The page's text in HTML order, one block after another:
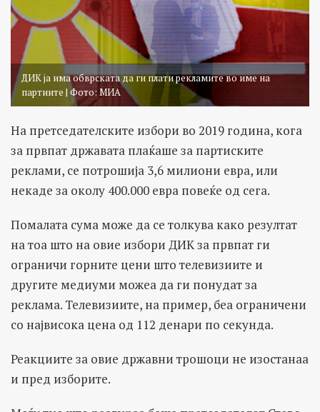
ДИК ја има обврската да ги плати рекламите во име на
партиите | Фото: МИА
На претседателските избори во 2019 година, кога
за првпат државата плаќаше за партиските
реклами, се потрошија 3,6 милиони евра, или
некаде за околу 400.000 евра повеќе од сега.
Помалата сума може да се толкува како резултат
на тоа што на овие избори ДИК за првпат ги
ограничи горните цени што телевизиите и
другите медиуми можеа да ги понудат за
реклама. Телевизиите, на пример, беа ограничени
со највисока цена од 112 денари по секунда.
Реакциите за овие државни трошоци не изостанаа
и пред изборите.